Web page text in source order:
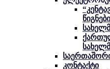
წიგნები
კონტაქტი